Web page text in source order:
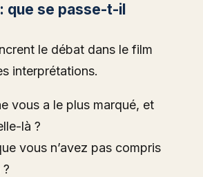
que se passe-t-il
le débat dans le film
interprétations.
vous a le plus marqué, et
là ?
vous n’avez pas compris